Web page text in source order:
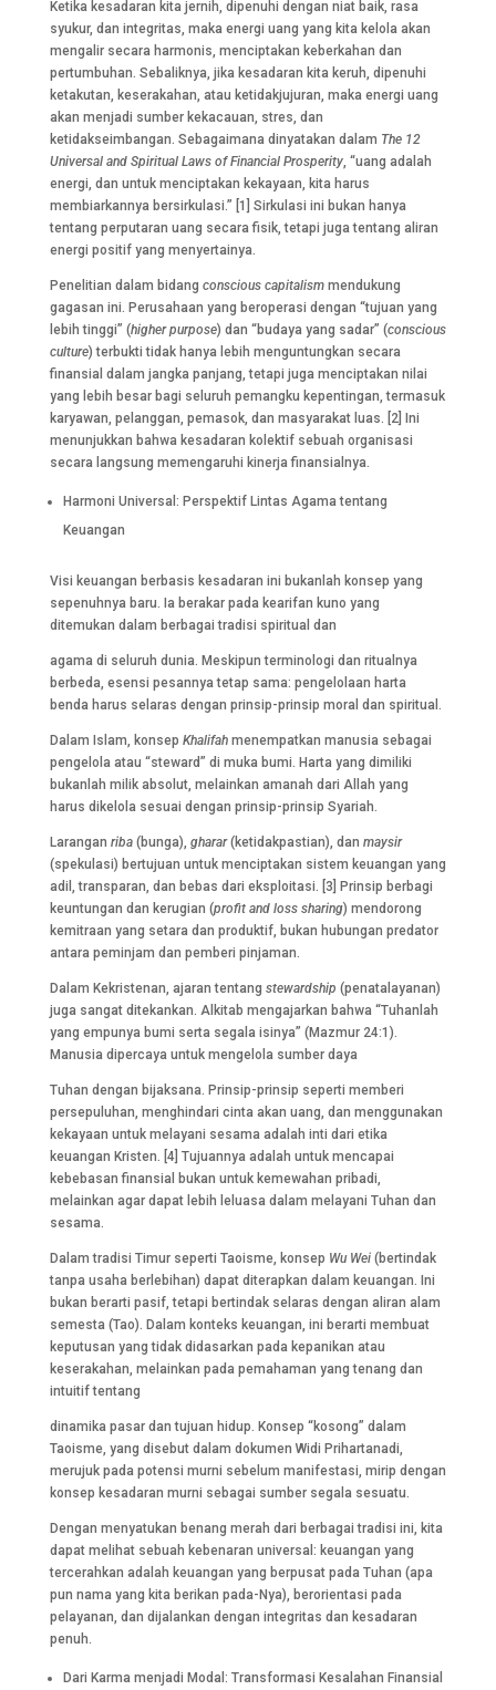
Ketika kesadaran kita jernih, dipenuhi dengan niat baik, rasa
syukur, dan integritas, maka energi uang yang kita kelola akan
mengalir secara harmonis, menciptakan keberkahan dan
pertumbuhan. Sebaliknya, jika kesadaran kita keruh, dipenuhi
ketakutan, keserakahan, atau ketidakjujuran, maka energi uang
akan menjadi sumber kekacauan, stres, dan
ketidakseimbangan. Sebagaimana dinyatakan dalam The 12
Universal and Spiritual Laws of Financial Prosperity, “uang adalah
energi, dan untuk menciptakan kekayaan, kita harus
membiarkannya bersirkulasi.” [1] Sirkulasi ini bukan hanya
tentang perputaran uang secara fisik, tetapi juga tentang aliran
energi positif yang menyertainya.
Penelitian dalam bidang conscious capitalism mendukung
gagasan ini. Perusahaan yang beroperasi dengan “tujuan yang
lebih tinggi” (higher purpose) dan “budaya yang sadar” (conscious
culture) terbukti tidak hanya lebih menguntungkan secara
finansial dalam jangka panjang, tetapi juga menciptakan nilai
yang lebih besar bagi seluruh pemangku kepentingan, termasuk
karyawan, pelanggan, pemasok, dan masyarakat luas. [2] Ini
menunjukkan bahwa kesadaran kolektif sebuah organisasi
secara langsung memengaruhi kinerja finansialnya.
Harmoni Universal: Perspektif Lintas Agama tentang
Keuangan
Visi keuangan berbasis kesadaran ini bukanlah konsep yang
sepenuhnya baru. Ia berakar pada kearifan kuno yang
ditemukan dalam berbagai tradisi spiritual dan
agama di seluruh dunia. Meskipun terminologi dan ritualnya
berbeda, esensi pesannya tetap sama: pengelolaan harta
benda harus selaras dengan prinsip-prinsip moral dan spiritual.
Dalam Islam, konsep Khalifah menempatkan manusia sebagai
pengelola atau “steward” di muka bumi. Harta yang dimiliki
bukanlah milik absolut, melainkan amanah dari Allah yang
harus dikelola sesuai dengan prinsip-prinsip Syariah.
Larangan riba (bunga), gharar(ketidakpastian), dan maysir
(spekulasi) bertujuan untuk menciptakan sistem keuangan yang
adil, transparan, dan bebas dari eksploitasi. [3] Prinsip berbagi
keuntungan dan kerugian (profit and loss sharing) mendorong
kemitraan yang setara dan produktif, bukan hubungan predator
antara peminjam dan pemberi pinjaman.
Dalam Kekristenan, ajaran tentang stewardship (penatalayanan)
juga sangat ditekankan. Alkitab mengajarkan bahwa “Tuhanlah
yang empunya bumi serta segala isinya” (Mazmur 24:1).
Manusia dipercaya untuk mengelola sumber daya
Tuhan dengan bijaksana. Prinsip-prinsip seperti memberi
persepuluhan, menghindari cinta akan uang, dan menggunakan
kekayaan untuk melayani sesama adalah inti dari etika
keuangan Kristen. [4] Tujuannya adalah untuk mencapai
kebebasan finansial bukan untuk kemewahan pribadi,
melainkan agar dapat lebih leluasa dalam melayani Tuhan dan
sesama.
Dalam tradisi Timur seperti Taoisme, konsep Wu Wei (bertindak
tanpa usaha berlebihan) dapat diterapkan dalam keuangan. Ini
bukan berarti pasif, tetapi bertindak selaras dengan aliran alam
semesta (Tao). Dalam konteks keuangan, ini berarti membuat
keputusan yang tidak didasarkan pada kepanikan atau
keserakahan, melainkan pada pemahaman yang tenang dan
intuitif tentang
dinamika pasar dan tujuan hidup. Konsep “kosong” dalam
Taoisme, yang disebut dalam dokumen Widi Prihartanadi,
merujuk pada potensi murni sebelum manifestasi, mirip dengan
konsep kesadaran murni sebagai sumber segala sesuatu.
Dengan menyatukan benang merah dari berbagai tradisi ini, kita
dapat melihat sebuah kebenaran universal: keuangan yang
tercerahkan adalah keuangan yang berpusat pada Tuhan (apa
pun nama yang kita berikan pada-Nya), berorientasi pada
pelayanan, dan dijalankan dengan integritas dan kesadaran
penuh.
Dari Karma menjadi Modal: Transformasi Kesalahan Finansial